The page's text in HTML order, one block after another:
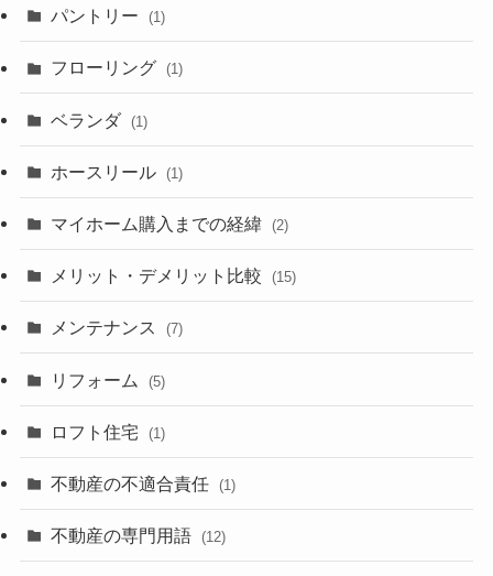
パントリー (1)
フローリング (1)
ベランダ (1)
ホースリール (1)
マイホーム購入までの経緯 (2)
メリット・デメリット比較 (15)
メンテナンス (7)
リフォーム (5)
ロフト住宅 (1)
不動産の不適合責任 (1)
不動産の専門用語 (12)